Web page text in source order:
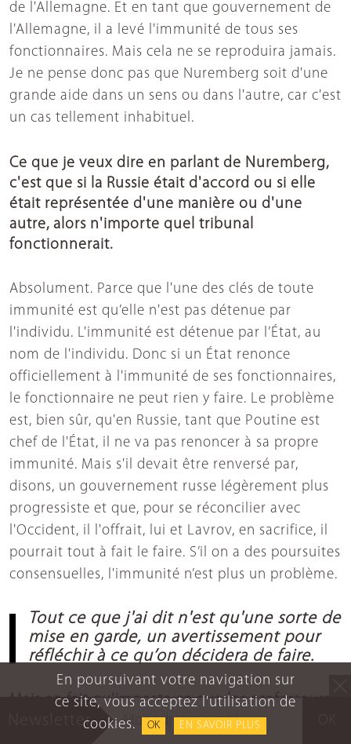
En poursuivant votre navigation sur
ce site, vous acceptez l'utilisation de
cookies.
OK EN SAVOIR PLUS
de l'Allemagne. Et en tant que gouvernement de
l'Allemagne, il a levé l'immunité de tous ses
fonctionnaires. Mais cela ne se reproduira jamais.
Je ne pense donc pas que Nuremberg soit d'une
grande aide dans un sens ou dans l'autre, car c'est
un cas tellement inhabituel.
Ce que je veux dire en parlant de Nuremberg,
c'est que si la Russie était d'accord ou si elle
était représentée d'une manière ou d'une
autre, alors n'importe quel tribunal
fonctionnerait.
Absolument. Parce que l'une des clés de toute
immunité est qu’elle n'est pas détenue par
l'individu. L'immunité est détenue par l’État, au
nom de l'individu. Donc si un État renonce
officiellement à l'immunité de ses fonctionnaires,
le fonctionnaire ne peut rien y faire. Le problème
est, bien sûr, qu'en Russie, tant que Poutine est
chef de l'État, il ne va pas renoncer à sa propre
immunité. Mais s'il devait être renversé par,
disons, un gouvernement russe légèrement plus
progressiste et que, pour se réconcilier avec
l'Occident, il l'offrait, lui et Lavrov, en sacrifice, il
pourrait tout à fait le faire. S’il on a des poursuites
consensuelles, l'immunité n’est plus un problème.
Tout ce que j'ai dit n'est qu'une sorte de
mise en garde, un avertissement pour
réfléchir à ce qu’on décidera de faire.
Mais en fait qu'importe ce que les professeurs
de droit ont à dire à ce sujet s'il y a une volonté
Newsletter